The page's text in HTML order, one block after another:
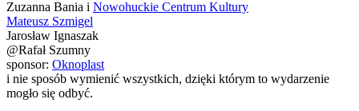
Zuzanna Bania i Nowohuckie Centrum Kultury
Mateusz Szmigel
Jarosław Ignaszak
@Rafał Szumny
sponsor: Oknoplast
i nie sposób wymienić wszystkich, dzięki którym to wydarzenie
mogło się odbyć.